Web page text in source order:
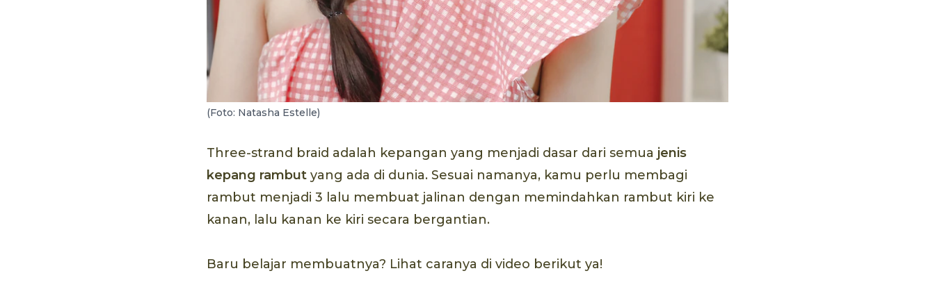
(Foto: Natasha Estelle)
Three-strand braid adalah kepangan yang menjadi dasar dari semua jenis
kepang rambut yang ada di dunia. Sesuai namanya, kamu perlu membagi
rambut menjadi 3 lalu membuat jalinan dengan memindahkan rambut kiri ke
kanan, lalu kanan ke kiri secara bergantian.
Baru belajar membuatnya? Lihat caranya di video berikut ya!